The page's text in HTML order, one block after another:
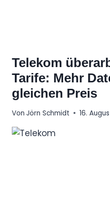
Telekom
Tarife: Mehr
gleichen Preis
Von Jörn Schmidt 16.